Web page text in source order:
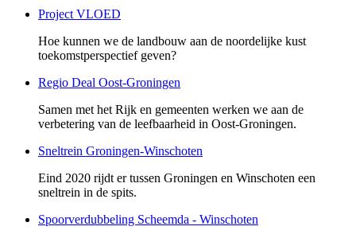
Project VLOED
Hoe kunnen we de landbouw aan de noordelijke kust
toekomstperspectief geven?
Regio Deal Oost-Groningen
Samen met het Rijk en gemeenten werken we aan de
verbetering van de leefbaarheid in Oost-Groningen.
Sneltrein Groningen-Winschoten
Eind 2020 rijdt er tussen Groningen en Winschoten een
sneltrein in de spits.
Spoorverdubbeling Scheemda - Winschoten